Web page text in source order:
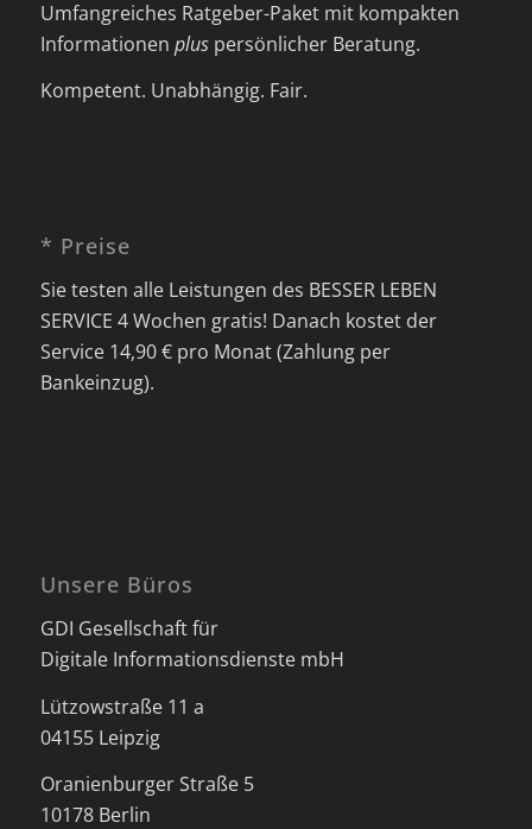
Umfangreiches Ratgeber-Paket mit kompakten
Informationen pluspersönlicher Beratung.
Kompetent. Unabhängig. Fair.
* Preise
Sie testen alle Leistungen des BESSER LEBEN
SERVICE 4 Wochen gratis! Danach kostet der
Service 14,90 € pro Monat (Zahlung per
Bankeinzug).
Unsere Büros
GDI Gesellschaft für
Digitale Informationsdienste mbH
Lützowstraße 11 a
04155 Leipzig
Oranienburger Straße 5
10178 Berlin